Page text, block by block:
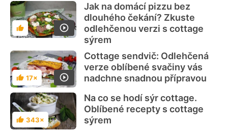
Hodnocení
Jak na domácí pizzu bez
dlouhého čekání? Zkuste
odlehčenou verzi s cottage
sýrem
Hodnocení
17×
Cottage sendvič: Odlehčená
verze oblíbené svačiny vás
nadchne snadnou přípravou
Hodnocení
343×
Na co se hodí sýr cottage.
Oblíbené recepty s cottage
sýrem